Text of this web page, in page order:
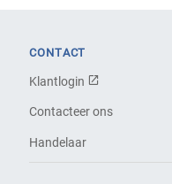
CONTACT
Klantlogin
Contacteer ons
Handelaar